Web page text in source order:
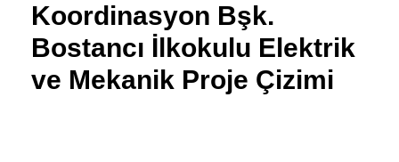
Koordinasyon Bşk.
Bostancı İlkokulu Elektrik
ve Mekanik Proje Çizimi